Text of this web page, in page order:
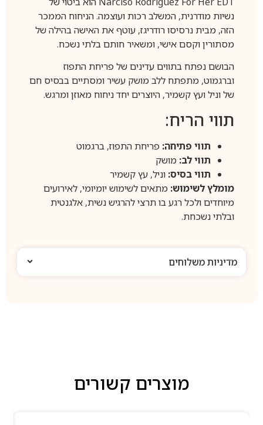
נשיות מודרנית, המשלב רכות ועוצמה. הניחוח הממכר
הזה, מבית נרסיסו רודריגז, עוטף את האישה בהילה של
מסתורין וקסם אישי, ומשאיר חותם בלתי נשכח.
הבושם נפתח בתווים עדינים של פריחת התפוז
וברגמוט, מתפתח ללב מושק עשיר ומסתיים בבסיס חם
של וניל ועץ קשמיר, היוצרים יחד ניחוח מאוזן ומרגש.
תווי הריח:
תווי פתיחה:פריחת התפוז, ברגמוט
תווי לב:מושק
תווי בסיס:וניל, עץ קשמיר
מומלץ לשימוש:מתאים לשימוש יומיומי, לאירועים
מיוחדים ולכל רגע בו תרצי להרגיש נשית, אלגנטית
ובלתי נשכחת.
מדיניות משלוחים
מוצרים קשורים